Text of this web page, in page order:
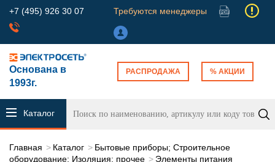
+7 (495) 926 30 07 Требуются менеджеры
Основана в
1993г.
РАСПРОДАЖА % АКЦИИ
Каталог
Главная Каталог
Бытовые приборы; Строительное
оборудование; Изоляция; прочее
Элементы питания